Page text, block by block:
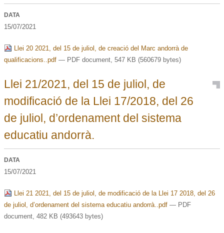
DATA
15/07/2021
Llei 20 2021, del 15 de juliol, de creació del Marc andorrà de
qualificacions..pdf— PDF document, 547 KB (560679 bytes)
Llei 21/2021, del 15 de juliol, de
modificació de la Llei 17/2018, del 26
de juliol, d’ordenament del sistema
educatiu andorrà.
DATA
15/07/2021
Llei 21 2021, del 15 de juliol, de modificació de la Llei 17 2018, del 26
de juliol, d’ordenament del sistema educatiu andorrà..pdf— PDF
document, 482 KB (493643 bytes)